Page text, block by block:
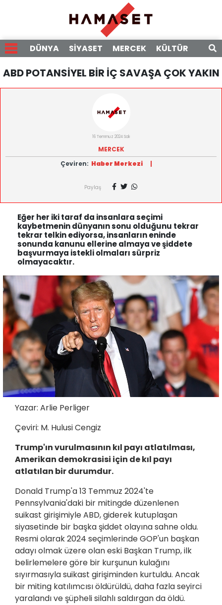
DÜNYA SİYASET MERCEK KÜLTÜR
ABD POTANSİYEL BİR İÇ SAVAŞA ÇOK YAKIN
16 Temmuz 2024 Salı
MERCEK
Çeviren: Haber Merkezi |
Paylaş
Eğer her iki taraf da insanlara seçimi
kaybetmenin dünyanın sonu olduğunu tekrar
tekrar telkin ediyorsa, insanların eninde
sonunda kanunu ellerine almaya ve şiddete
başvurmaya istekli olmaları sürpriz
olmayacaktır.
Yazar: Arlie Perliger
Çeviri: M. Hulusi Cengiz
Trump'ın vurulmasının kıl payı atlatılması,
Amerikan demokrasisi için de kıl payı
atlatılan bir durumdur.
Donald Trump'a 13 Temmuz 2024'te
Pennsylvania'daki bir mitingde düzenlenen
suikast girişimiyle ABD, giderek kutuplaşan
siyasetinde bir başka şiddet olayına sahne oldu.
Resmi olarak 2024 seçimlerinde GOP'un başkan
adayı olmak üzere olan eski Başkan Trump, ilk
belirlemelere göre bir kurşunun kulağını
sıyırmasıyla suikast girişiminden kurtuldu. Ancak
bir miting katılımcısı öldürüldü, daha fazla seyirci
yaralandı ve şüpheli silahlı saldırgan da öldü.